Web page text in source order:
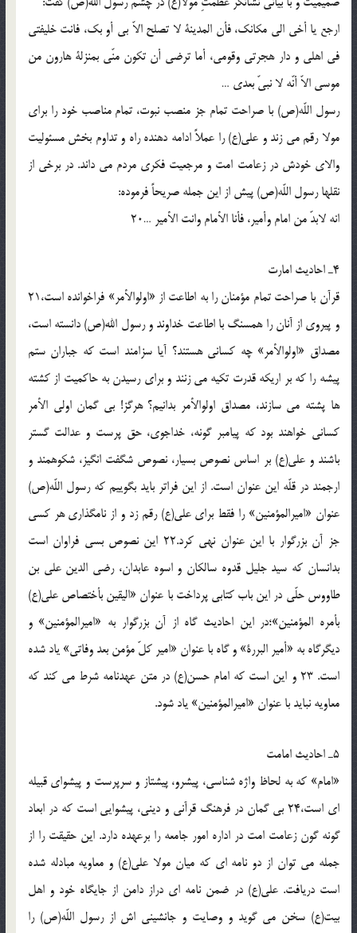
ارجع يا أخى الى مكانك، فأن المدينة لا تصلح الاّ بى أو بك، فانت خليفتى
فى اهلى و دار هجرتى وقومى، أما ترضى أن تكون منّى بمنزلة هارون من
موسى الاّ أنّه لا نبىّ بعدى …
رسول اللّه(ص) با صراحت تمام جز منصب نبوت، تمام مناصب خود را براى
مولا رقم مى زند و على(ع) را عملاً ادامه دهنده راه و تداوم بخش مسئوليت
والاى خودش در زعامت امت و مرجعيت فكرى مردم مى داند. در برخى از
نقلها رسول اللّه(ص) پيش از اين جمله صريحاً فرموده:
انه لابدّ من امام وأمير، فأنا الأمام وانت الأمير …20
4ـ احاديث امارت
قرآن با صراحت تمام مؤمنان را به اطاعت از «اولوالأمر» فراخوانده است،21
و پيروى از آنان را همسنگ با اطاعت خداوند و رسول الله(ص) دانسته است،
مصداق «اولوالأمر» چه كسانى هستند؟ آيا سزامند است كه جباران ستم
پيشه را كه بر اريكه قدرت تكيه مى زنند و براى رسيدن به حاكميت از كشته
ها پشته مى سازند، مصداق اولوالأمر بدانيم؟ هرگز! بى گمان اولى الأمر
كسانى خواهند بود كه پيامبر گونه، خداجوى، حق پرست و عدالت گستر
باشند و على(ع) بر اساس نصوص بسيار، نصوص شگفت انگيز، شكوهمند و
ارجمند در قلّه اين عنوان است. از اين فراتر بايد بگوييم كه رسول اللّه(ص)
عنوان «اميرالمؤمنين» را فقط براى على(ع) رقم زد و از نامگذارى هر كسى
جز آن بزرگوار با اين عنوان نهى كرد.22 اين نصوص بسى فراوان است
بدانسان كه سيد جليل قدوه سالكان و اسوه عابدان، رضى الدين على بن
طاووس حلّى در اين باب كتابى پرداخت با عنوان «اليقين بأختصاص على(ع)
بأمره المؤمنين»؛در اين احاديث گاه از آن بزرگوار به «اميرالمؤمنين» و
ديگرگاه به «أمير البررة» و گاه با عنوان «امير كلّ مؤمن بعد وفاتى» ياد شده
است. 23 و اين است كه امام حسن(ع) در متن عهدنامه شرط مى كند كه
معاويه نبايد با عنوان «اميرالمؤمنين» ياد شود.
5ـ احاديث امامت
«امام» كه به لحاظ واژه شناسى، پيشرو، پيشتاز و سرپرست و پيشواى قبيله
اى است،24 بى گمان در فرهنگ قرآنى و دينى، پيشوايى است كه در ابعاد
گونه گون زعامت امت در اداره امور جامعه را برعهده دارد. اين حقيقت را از
جمله مى توان از دو نامه اى كه ميان مولا على(ع) و معاويه مبادله شده
است دريافت. على(ع) در ضمن نامه اى دراز دامن از جايگاه خود و اهل
بيت(ع) سخن مى گويد و وصايت و جانشينى اش از رسول اللّه(ص) را